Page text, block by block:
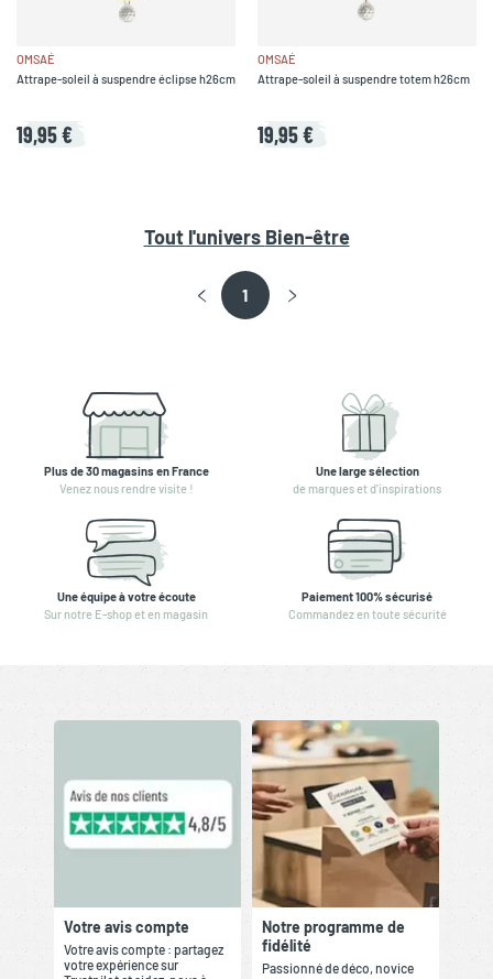
OMSAÉ
Attrape-soleil à suspendre éclipse h26cm
19,95 €
OMSAÉ
Attrape-soleil à suspendre totem h26cm
19,95 €
Tout l'univers Bien-être
1
Plus de 30 magasins en France
Venez nous rendre visite !
Une large sélection
de marques et d'inspirations
Une équipe à votre écoute
Sur notre E-shop et en magasin
Paiement 100% sécurisé
Commandez en toute sécurité
Votre avis compte
Votre avis compte : partagez
votre expérience sur
Notre programme de
fidélité
Passionné de déco, novice